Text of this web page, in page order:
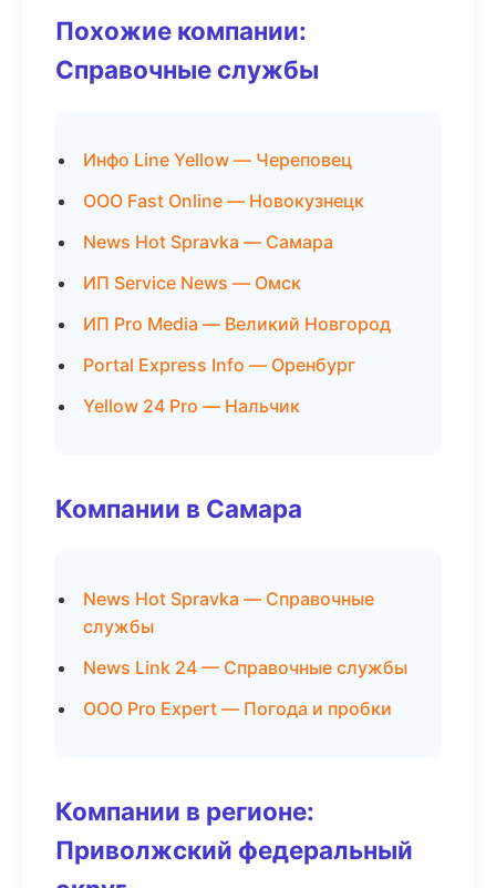
Похожие компании:
Справочные службы
Инфо Line Yellow — Череповец
ООО Fast Online — Новокузнецк
News Hot Spravka — Самара
ИП Service News — Омск
ИП Pro Media — Великий Новгород
Portal Express Info — Оренбург
Yellow 24 Pro — Нальчик
Компании в Самара
News Hot Spravka — Справочные
службы
News Link 24 — Справочные службы
ООО Pro Expert — Погода и пробки
Компании в регионе:
Приволжский федеральный